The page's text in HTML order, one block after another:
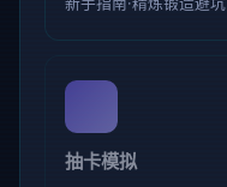
抽卡模拟